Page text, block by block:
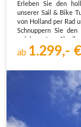
Erleben Sie den
unserer Sail & Bike
von Holland per Rad
Schnuppern Sie
ab 1.299,- €